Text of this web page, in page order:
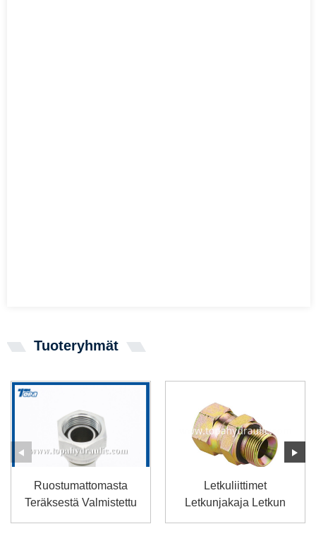
Tuoteryhmät
Ruostumattomasta
Teräksestä Valmistettu
Parker-Letkun Hydrauli
Letkuliittimet
Letkunjakaja Letkun
Putkihana ...